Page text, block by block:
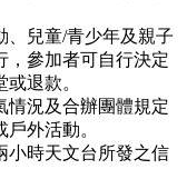
、兒童/青少年及親子
，參加者可自行決定
退款。
情況及合辦團體規定
外活動。
小時天文台所發之信